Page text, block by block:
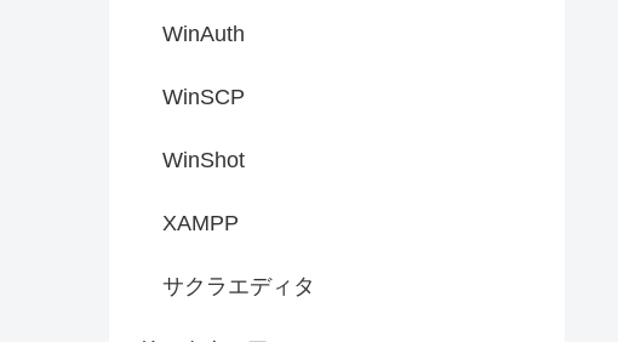
WinAuth
WinSCP
WinShot
XAMPP
サクラエディタ